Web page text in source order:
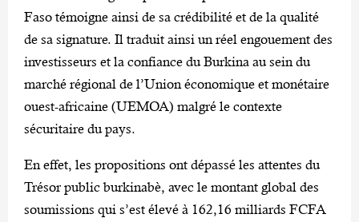
Faso témoigne ainsi de sa crédibilité et de la qualité
de sa signature. Il traduit ainsi un réel engouement des
investisseurs et la confiance du Burkina au sein du
marché régional de l’Union économique et monétaire
ouest-africaine (UEMOA) malgré le contexte
sécuritaire du pays.
En effet, les propositions ont dépassé les attentes du
Trésor public burkinabè, avec le montant global des
soumissions qui s’est élevé à 162,16 milliards FCFA